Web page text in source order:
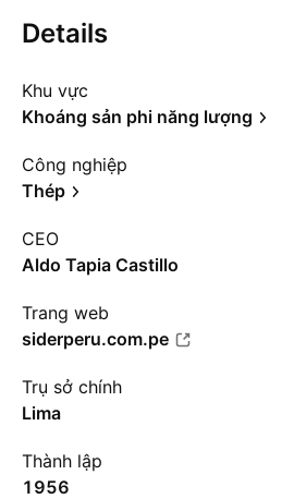
Details
Khu vực
Khoáng sản phi năng lượng
Công nghiệp
Thép
CEO
Aldo Tapia Castillo
Trang web
siderperu.com.pe
Trụ sở chính
Lima
Thành lập
1956